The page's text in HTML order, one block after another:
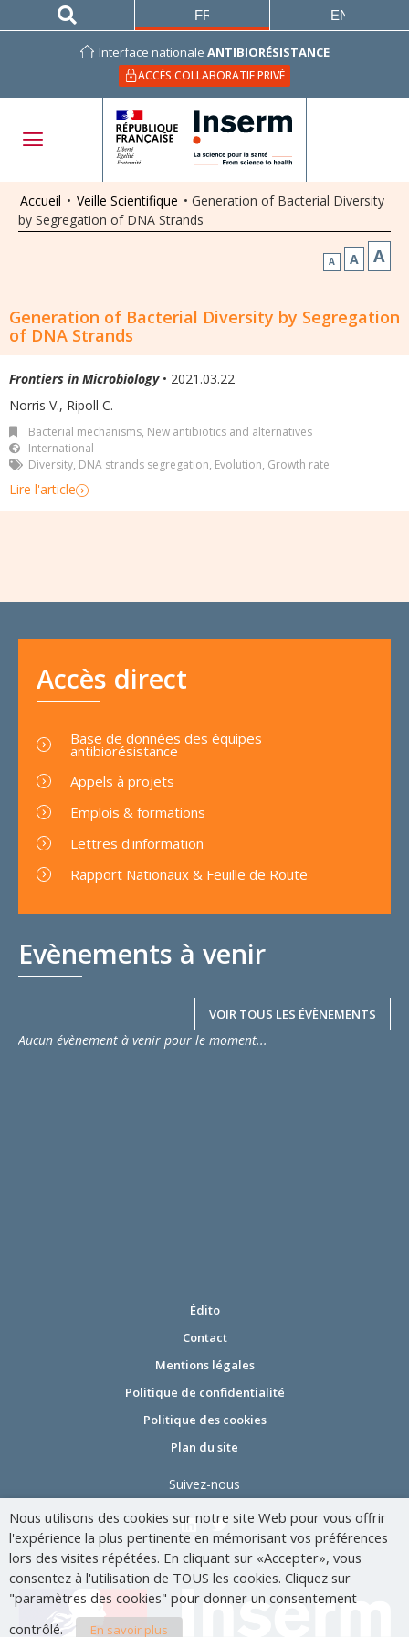
Interface nationale ANTIBIORÉSISTANCE
ACCÈS COLLABORATIF PRIVÉ
FRANÇAIS ENGLISH
Accueil • Veille Scientifique • Generation of Bacterial Diversity
by Segregation of DNA Strands
A A A
Generation of Bacterial Diversity by Segregation
of DNA Strands
Frontiers in Microbiology • 2021.03.22
Norris V., Ripoll C.
Bacterial mechanisms, New antibiotics and alternatives
International
Diversity, DNA strands segregation, Evolution, Growth rate
Lire l'article
Evènements à venir
VOIR TOUS LES ÉVÈNEMENTS
Aucun évènement à venir pour le moment...
Accès direct
Base de données des équipes
antibiorésistance
Appels à projets
Emplois & formations
Lettres d'information
Rapport Nationaux & Feuille de Route
Édito
Contact
Mentions légales
Politique de confidentialité
Politique des cookies
Plan du site
Suivez-nous
Nous utilisons des cookies sur notre site Web pour vous offrir
l'expérience la plus pertinente en mémorisant vos préférences
lors des visites répétées. En cliquant sur «Accepter», vous
consentez à l'utilisation de TOUS les cookies. Cliquez sur
"paramètres des cookies" pour donner un consentement
contrôlé.
En savoir plus